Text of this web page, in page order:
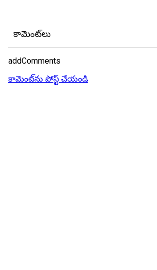
కామెంట్‌లు
addComments
కామెంట్‌ను పోస్ట్ చేయండి